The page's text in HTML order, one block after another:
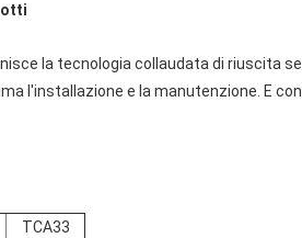
la tecnologia collaudata di riuscita
l'installazione e la manutenzione. E
TCA33